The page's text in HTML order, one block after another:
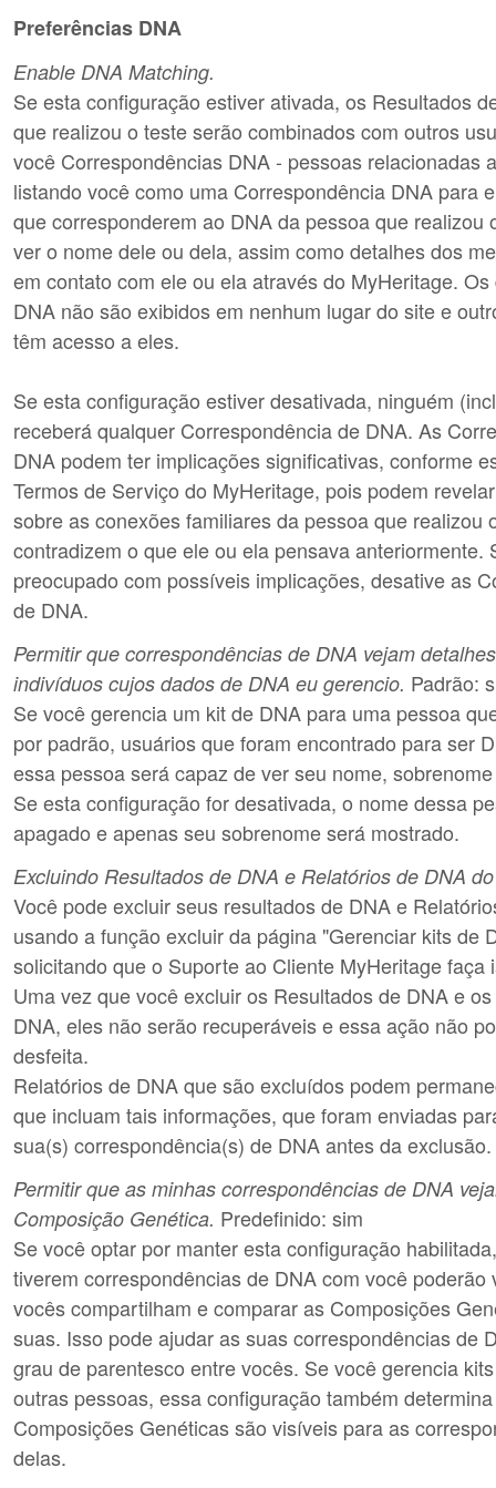
Preferências DNA
Enable DNA Matching.
Se esta configuração estiver ativada, os Resultados
que realizou o teste serão combinados com outros
você Correspondências DNA - pessoas relacionadas
listando você como uma Correspondência DNA para
que corresponderem ao DNA da pessoa que realizou
ver o nome dele ou dela, assim como detalhes dos
em contato com ele ou ela através do MyHeritage.
DNA não são exibidos em nenhum lugar do site e
têm acesso a eles.
Se esta configuração estiver desativada, ninguém
receberá qualquer Correspondência de DNA. As
DNA podem ter implicações significativas, conforme
Termos de Serviço do MyHeritage, pois podem
sobre as conexões familiares da pessoa que realizou
contradizem o que ele ou ela pensava anteriormente.
preocupado com possíveis implicações, desative as
de DNA.
Permitir que correspondências de DNA vejam
indivíduos cujos dados de DNA eu gerencio. Padrão:
Se você gerencia um kit de DNA para uma pessoa
por padrão, usuários que foram encontrado para ser
essa pessoa será capaz de ver seu nome,
Se esta configuração for desativada, o nome dessa
apagado e apenas seu sobrenome será mostrado.
Excluindo Resultados de DNA e Relatórios de DNA
Você pode excluir seus resultados de DNA e
usando a função excluir da página "Gerenciar kits de
solicitando que o Suporte ao Cliente MyHeritage faça
Uma vez que você excluir os Resultados de DNA e
DNA, eles não serão recuperáveis e essa ação não
desfeita.
Relatórios de DNA que são excluídos podem
que incluam tais informações, que foram enviadas
sua(s) correspondência(s) de DNA antes da exclusão.
Permitir que as minhas correspondências de DNA
Composição Genética. Predefinido: sim
Se você optar por manter esta configuração
tiverem correspondências de DNA com você poderão
vocês compartilham e comparar as Composições
suas. Isso pode ajudar as suas correspondências de
grau de parentesco entre vocês. Se você gerencia
outras pessoas, essa configuração também
Composições Genéticas são visíveis para as
delas.